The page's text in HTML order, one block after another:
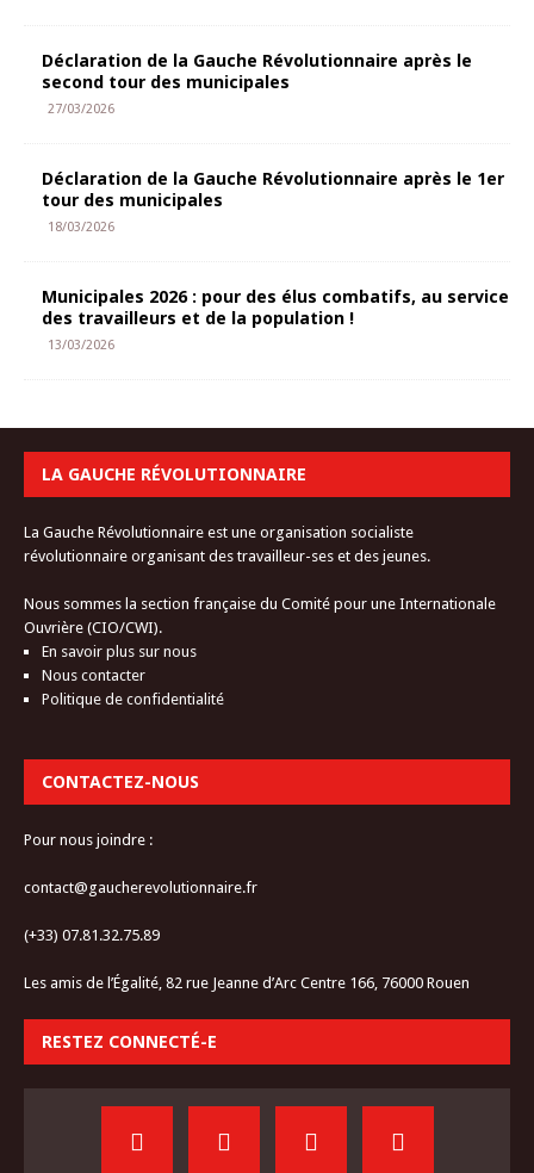
Déclaration de la Gauche Révolutionnaire après le
second tour des municipales
27/03/2026
Déclaration de la Gauche Révolutionnaire après le 1er
tour des municipales
18/03/2026
Municipales 2026 : pour des élus combatifs, au service
des travailleurs et de la population !
13/03/2026
LA GAUCHE RÉVOLUTIONNAIRE
La Gauche Révolutionnaire est une organisation socialiste
révolutionnaire organisant des travailleur-ses et des jeunes.
Nous sommes la section française du Comité pour une Internationale
Ouvrière (CIO/CWI).
En savoir plus sur nous
Nous contacter
Politique de confidentialité
CONTACTEZ-NOUS
Pour nous joindre :
contact@gaucherevolutionnaire.fr
(+33) 07.81.32.75.89
Les amis de l’Égalité, 82 rue Jeanne d’Arc Centre 166, 76000 Rouen
RESTEZ CONNECTÉ-E